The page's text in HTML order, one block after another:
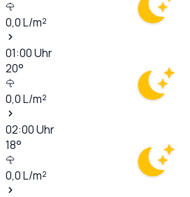
0,0L/m²
01:00Uhr
20°
0,0L/m²
02:00Uhr
18°
0,0L/m²